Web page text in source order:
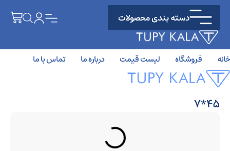
دسته بندی محصولات
خانه فروشگاه لیست قیمت درباره ما تماس با ما
45*7